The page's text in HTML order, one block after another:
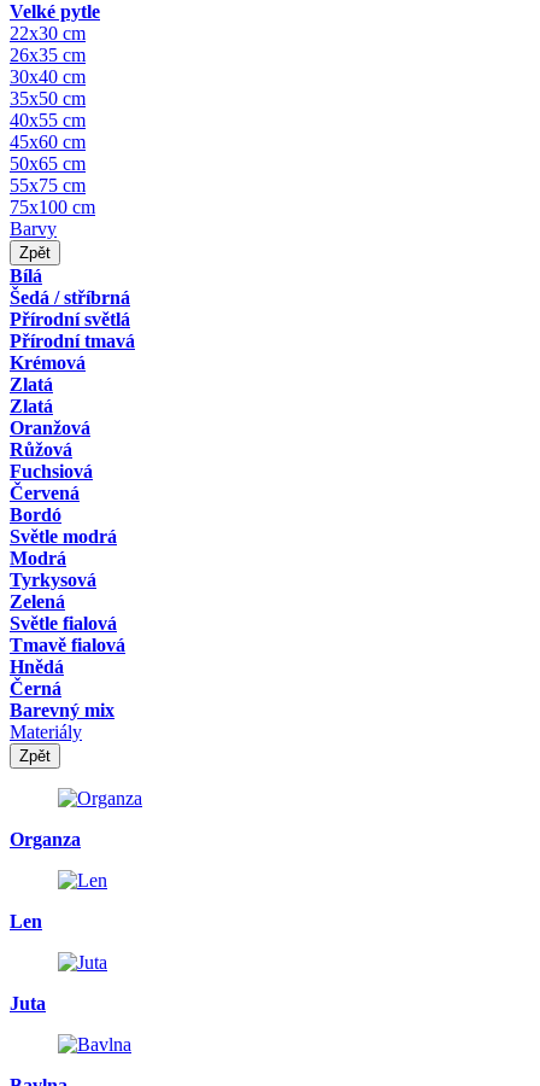
Velké pytle
22x30 cm
26x35 cm
30x40 cm
35x50 cm
40x55 cm
45x60 cm
50x65 cm
55x75 cm
75x100 cm
Barvy
Zpět
Bílá
Šedá / stříbrná
Přírodní světlá
Přírodní tmavá
Krémová
Zlatá
Zlatá
Oranžová
Růžová
Fuchsiová
Červená
Bordó
Světle modrá
Modrá
Tyrkysová
Zelená
Světle fialová
Tmavě fialová
Hnědá
Černá
Barevný mix
Materiály
Zpět
Organza
Len
Juta